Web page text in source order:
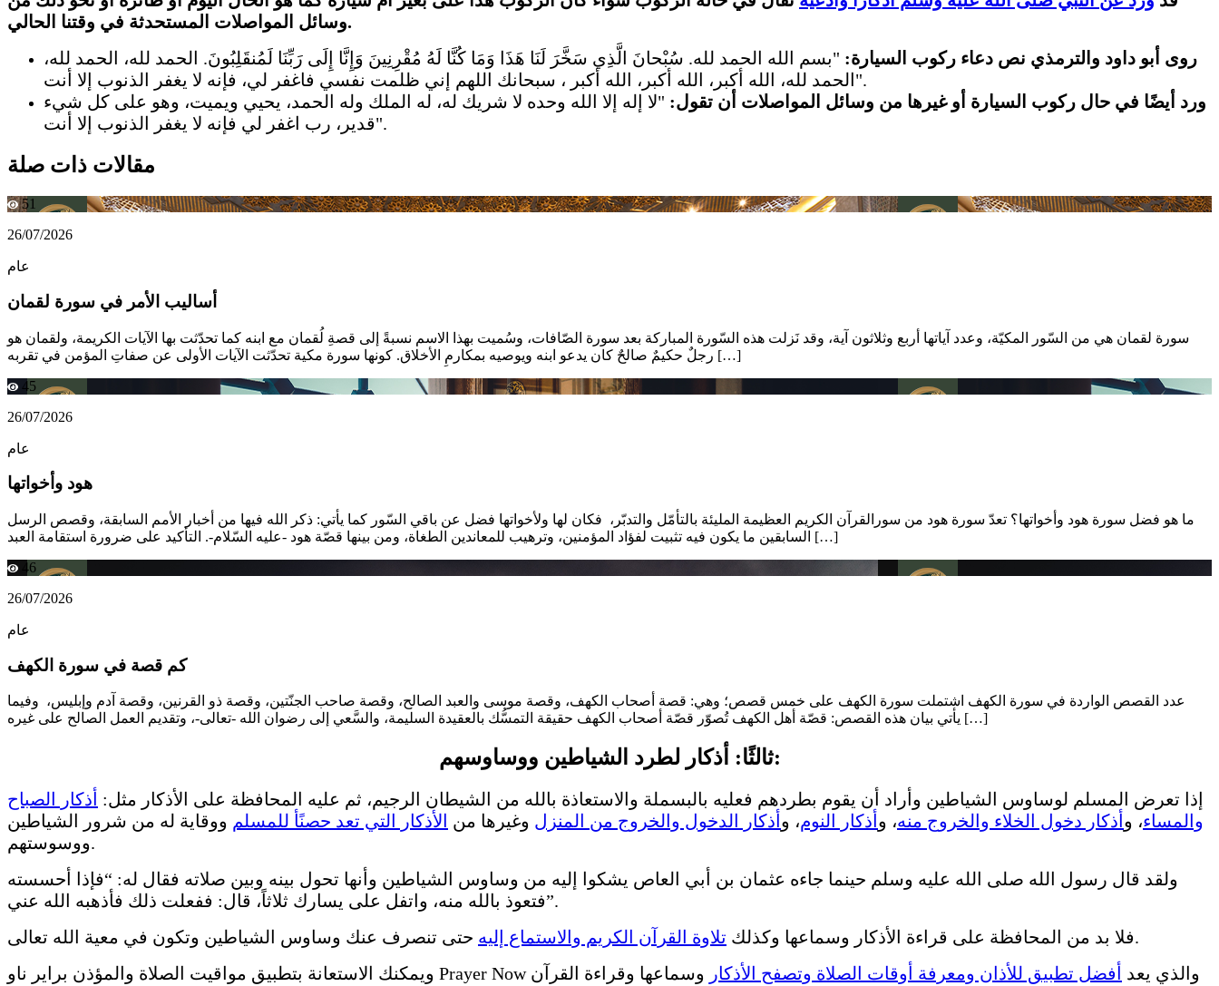
وسائل المواصلات المستحدثة في وقتنا الحالي.
روى أبو داود والترمذي نص دعاء ركوب السيارة: "بسم الله الحمد لله. سُبْحانَ الَّذِي سَخَّرَ لَنَا هَذَا وَمَا كُنَّا لَهُ مُقْرِنِينَ وَإِنَّا إِلَى رَبِّنَا لَمُنقَلِبُونَ. الحمد لله، الحمد لله،
الحمد لله، الله أكبر، الله أكبر، الله أكبر ، سبحانك اللهم إني ظلمت نفسي فاغفر لي، فإنه لا يغفر الذنوب إلا أنت".
ورد أيضًا في حال ركوب السيارة أو غيرها من وسائل المواصلات أن تقول: "لا إله إلا الله وحده لا شريك له، له الملك وله الحمد، يحيي ويميت، وهو على كل شيء
قدير، رب اغفر لي فإنه لا يغفر الذنوب إلا أنت".
مقالات ذات صلة
51
26/07/2026
عام
أساليب الأمر في سورة لقمان
سورة لقمان هي من السّور المكيّة، وعدد آياتها أربع وثلاثون آية، وقد نَزلت هذه السّورة المباركة بعد سورة الصّافات، وسُميت بهذا الاسم نسبةً إلى قصةِ لُقمان مع ابنه كما تحدّثت بها الآيات الكريمة، ولقمان هو
رجلٌ حكيمٌ صالحٌ كان يدعو ابنه ويوصيه بمكارمِ الأخلاق. كونها سورة مكية تحدّثت الآيات الأولى عن صفاتِ المؤمن في تقربه […]
45
26/07/2026
عام
هود وأخواتها
ما هو فضل سورة هود وأخواتها؟ تعدّ سورة هود من سورالقرآن الكريم العظيمة المليئة بالتأمّل والتدبّر، فكان لها ولأخواتها فضل عن باقي السّور كما يأتي: ذكر الله فيها من أخبار الأمم السابقة، وقصص الرسل
السابقين ما يكون فيه تثبيت لفؤاد المؤمنين، وترهيب للمعاندين الطغاة، ومن بينها قصّة هود -عليه السّلام-. التأكيد على ضرورة استقامة العبد […]
46
26/07/2026
عام
كم قصة في سورة الكهف
عدد القصص الواردة في سورة الكهف اشتملت سورة الكهف على خمس قصص؛ وهي: قصة أصحاب الكهف، وقصة موسى والعبد الصالح، وقصة صاحب الجنّتين، وقصة ذو القرنين، وقصة آدم وإبليس، وفيما
يأتي بيان هذه القصص: قصّة أهل الكهف تُصوّر قصّة أصحاب الكهف حقيقة التمسُّك بالعقيدة السليمة، والسَّعي إلى رضوان الله -تعالى-، وتقديم العمل الصالح على غيره […]
ثالثًا: أذكار لطرد الشياطين ووساوسهم:
إذا تعرض المسلم لوساوس الشياطين وأراد أن يقوم بطردهم فعليه بالبسملة والاستعاذة بالله من الشيطان الرجيم، ثم عليه المحافظة على الأذكار مثل: أذكار الصباح
والمساء، و أذكار دخول الخلاء والخروج منه، و أذكار النوم، و أذكار الدخول والخروج من المنزل وغيرها من الأذكار التي تعد حصنًأ للمسلم ووقاية له من شرور الشياطين
ووسوستهم.
ولقد قال رسول الله صلى الله عليه وسلم حينما جاءه عثمان بن أبي العاص يشكوا إليه من وساوس الشياطين وأنها تحول بينه وبين صلاته فقال له: “فإذا أحسسته
فتعوذ بالله منه، واتفل على يسارك ثلاثاً، قال: ففعلت ذلك فأذهبه الله عني”.
فلا بد من المحافظة على قراءة الأذكار وسماعها وكذلك تلاوة القرآن الكريم والاستماع إليه
حتى تنصرف عنك وساوس الشياطين وتكون في معية الله تعالى.
ويمكنك الاستعانة بتطبيق مواقيت الصلاة والمؤذن براير ناو Prayer Now والذي يعد
أفضل تطبيق للأذان ومعرفة أوقات الصلاة وتصفح الأذكار وسماعها وقراءة القرآن